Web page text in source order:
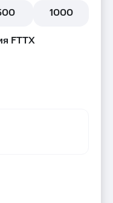
1000
FTTX